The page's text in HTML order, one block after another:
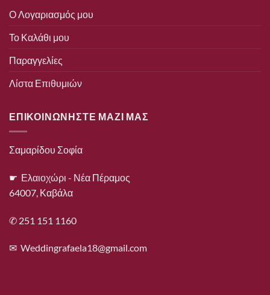
Ο Λογαριασμός μου
Το Καλάθι μου
Παραγγελίες
Λίστα Επιθυμιών
ΕΠΙΚΟΙΝΩΝΗΣΤΕ ΜΑΖΙ ΜΑΣ
Σαμαρίδου Σοφία
☛ Ελαιοχώρι - Νέα Πέραμος
64007, Καβάλα
✆ 251 151 1160
✉ Weddingrafaela18@gmail.com